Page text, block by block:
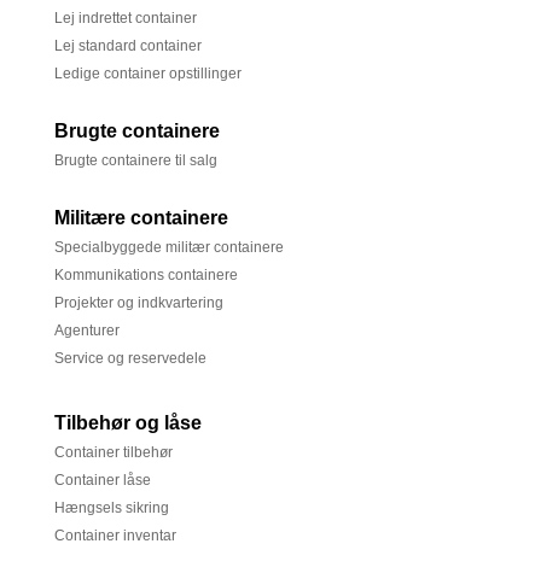
Lej indrettet container
Lej standard container
Ledige container opstillinger
Brugte containere
Brugte containere til salg
Militære containere
Specialbyggede militær containere
Kommunikations containere
Projekter og indkvartering
Agenturer
Service og reservedele
Tilbehør og låse
Container tilbehør
Container låse
Hængsels sikring
Container inventar